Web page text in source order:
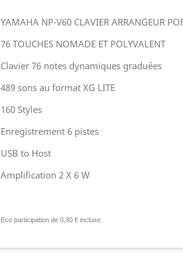
YAMAHA NP-V60 CLAVIER ARRANGEUR
76 TOUCHES NOMADE ET POLYVALENT
Clavier 76 notes dynamiques graduées
489 sons au format XG LITE
160 Styles
Enregistrement 6 pistes
USB to Host
Amplification 2 X 6 W
Eco participation de 0,30 € incluse.